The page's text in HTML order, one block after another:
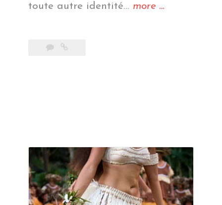
toute autre identité… more « (Raie)ve
…